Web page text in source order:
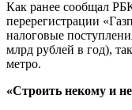
Как ранее сообщал
перерегистрации
налоговые
млрд рублей в год),
метро.
«Строить некому и